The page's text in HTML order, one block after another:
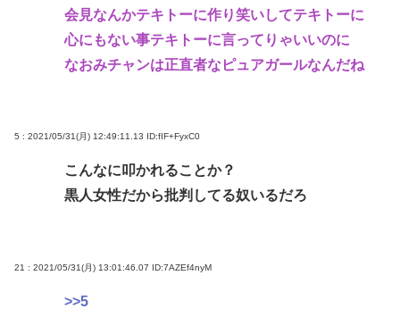
会見なんかテキトーに作り笑いしてテキトーに
心にもない事テキトーに言ってりゃいいのに
なおみチャンは正直者なピュアガールなんだね
5 : 2021/05/31(月) 12:49:11.13 ID:fIF+FyxC0
こんなに叩かれることか？
黒人女性だから批判してる奴いるだろ
21 : 2021/05/31(月) 13:01:46.07 ID:7AZEf4nyM
>>5